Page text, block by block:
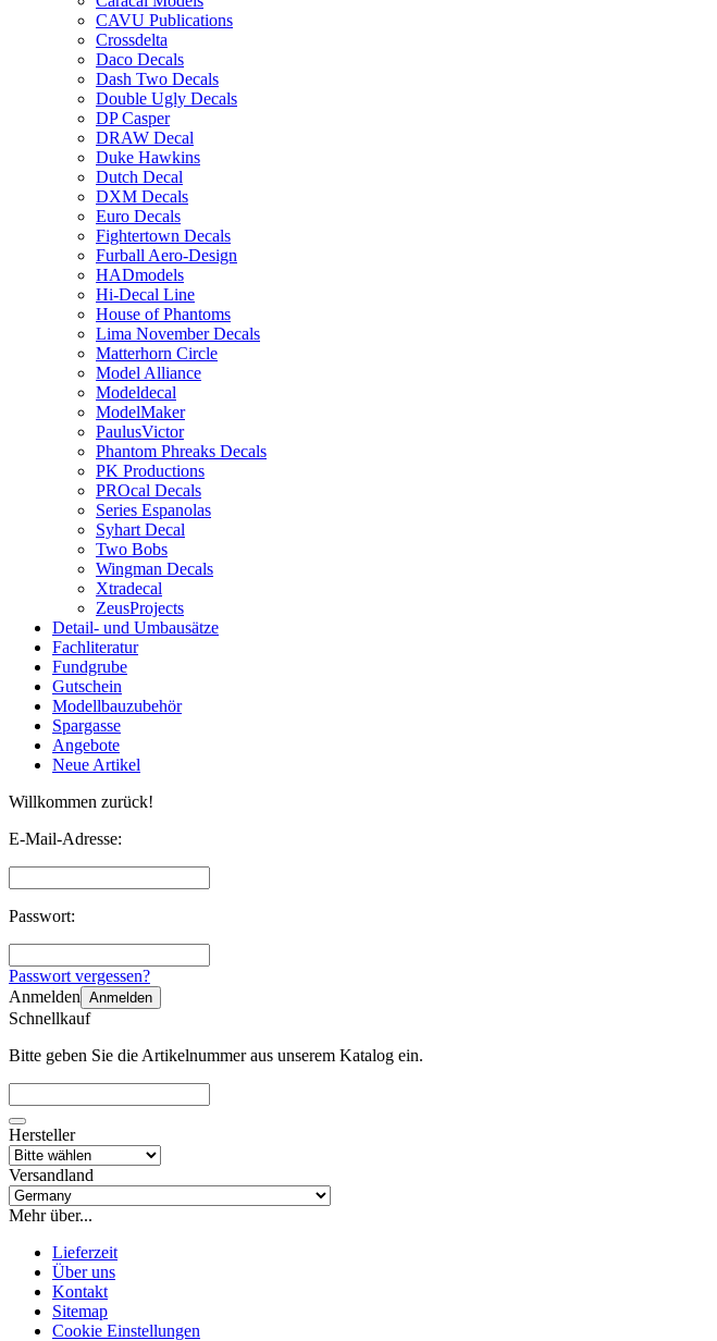
CAVU Publications
Crossdelta
Daco Decals
Dash Two Decals
Double Ugly Decals
DP Casper
DRAW Decal
Duke Hawkins
Dutch Decal
DXM Decals
Euro Decals
Fightertown Decals
Furball Aero-Design
HADmodels
Hi-Decal Line
House of Phantoms
Lima November Decals
Matterhorn Circle
Model Alliance
Modeldecal
ModelMaker
PaulusVictor
Phantom Phreaks Decals
PK Productions
PROcal Decals
Series Espanolas
Syhart Decal
Two Bobs
Wingman Decals
Xtradecal
ZeusProjects
Detail- und Umbausätze
Fachliteratur
Fundgrube
Gutschein
Modellbauzubehör
Spargasse
Angebote
Neue Artikel
Willkommen zurück!
E-Mail-Adresse:
Passwort:
Passwort vergessen?
Anmelden Anmelden
Schnellkauf
Bitte geben Sie die Artikelnummer aus unserem Katalog ein.
Hersteller
Versandland
Mehr über...
Lieferzeit
Über uns
Kontakt
Sitemap
Cookie Einstellungen